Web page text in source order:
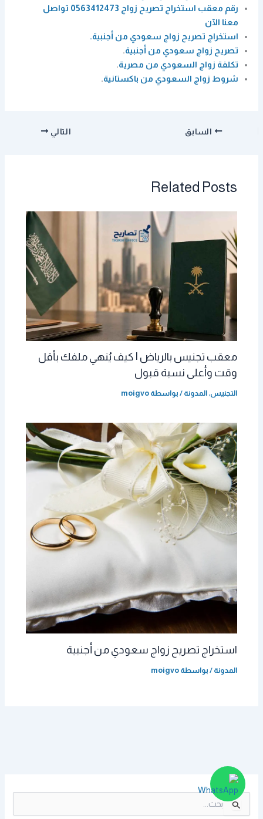
رقم معقب استخراج تصريح زواج 0563412473 تواصل
معنا الآن
استخراج تصريح زواج سعودي من أجنبية.
تصريح زواج سعودي من أجنبية.
تكلفة زواج السعودي من مصرية.
شروط زواج السعودي من باكستانية.
السابق التالي
Related Posts
معقب تجنيس بالرياض | كيف يُنهي ملفك بأقل
وقت وأعلى نسبة قبول
التجنيس,المدونة / بواسطة moigvo
استخراج تصريح زواج سعودي من أجنبية
المدونة / بواسطة moigvo
ل